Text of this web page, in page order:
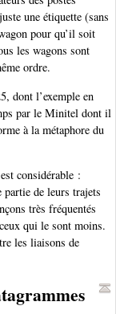
une étiquette (sans
pour qu’il soit
les wagons sont
ordre.
dont l’exemple en
par le Minitel dont il
à la métaphore du
considérable :
de leurs trajets
très fréquentés
qui le sont moins.
les liaisons de